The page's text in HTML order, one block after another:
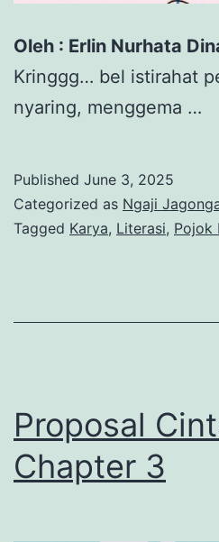
Oleh : Erlin Nurhata
Kringgg… bel istirahat
nyaring, menggema …
Published June 3, 2025
Categorized as Ngaji
Tagged Karya, Literasi, Pojok
Proposal
Chapter 3